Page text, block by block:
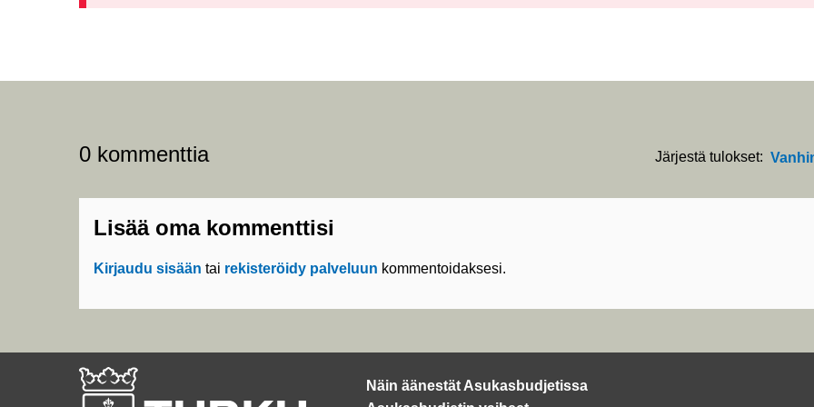
0 kommenttia Järjestä tulokset:
Lisää oma kommenttisi
Kirjaudu sisään tai rekisteröidy palveluun kommentoidaksesi.
Näin äänestät Asukasbudjetissa